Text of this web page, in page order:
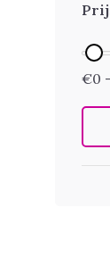
€0